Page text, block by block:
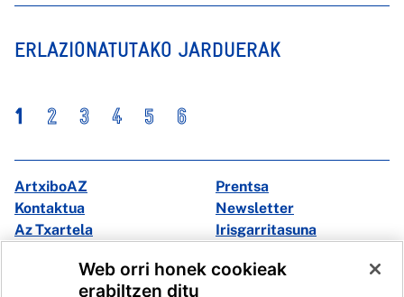
ERLAZIONATUTAKO JARDUERAK
1 2 3 4 5 6
ArtxiboAZ
Prentsa
Kontaktua
Newsletter
Az Txartela
Irisgarritasuna
Web orri honek cookieak
erabiltzen ditu